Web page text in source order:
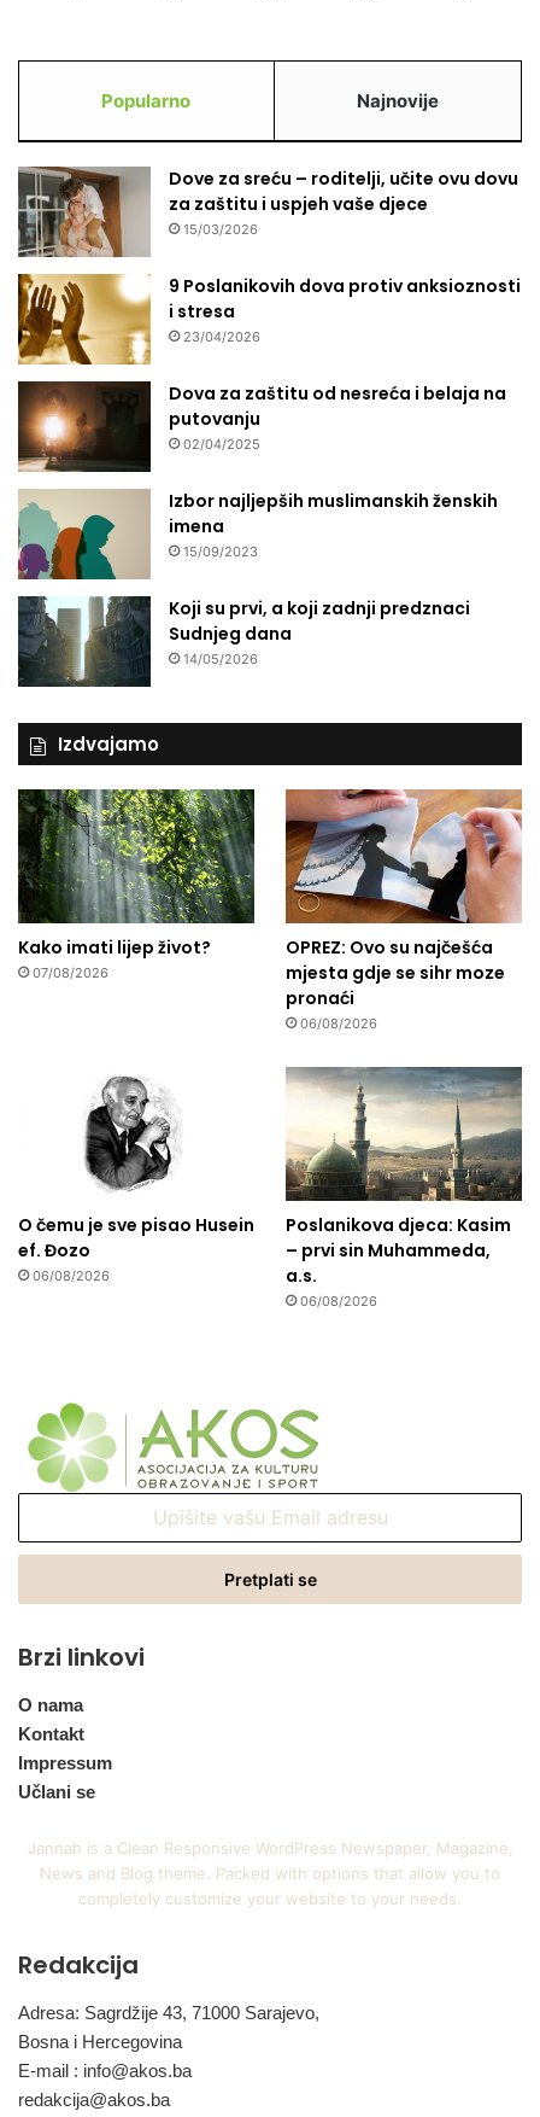
Popularno Najnovije
Dove za sreću – roditelji, učite ovu dovu
za zaštitu i uspjeh vaše djece
15/03/2026
9 Poslanikovih dova protiv anksioznosti
i stresa
23/04/2026
Dova za zaštitu od nesreća i belaja na
putovanju
02/04/2025
Izbor najljepših muslimanskih ženskih
imena
15/09/2023
Koji su prvi, a koji zadnji predznaci
Sudnjeg dana
14/05/2026
Izdvajamo
Kako imati lijep život?
07/08/2026
OPREZ: Ovo su najčešća
mjesta gdje se sihr moze
pronaći
06/08/2026
O čemu je sve pisao Husein
ef. Đozo
06/08/2026
Poslanikova djeca: Kasim
– prvi sin Muhammeda,
a.s.
06/08/2026
Email
Brzi linkovi
O nama
Kontakt
Impressum
Učlani se
Jannah is a Clean Responsive WordPress Newspaper, Magazine,
News and Blog theme. Packed with options that allow you to
completely customize your website to your needs.
Redakcija
Adresa: Sagrdžije 43, 71000 Sarajevo,
Bosna i Hercegovina
E-mail : info@akos.ba
redakcija@akos.ba